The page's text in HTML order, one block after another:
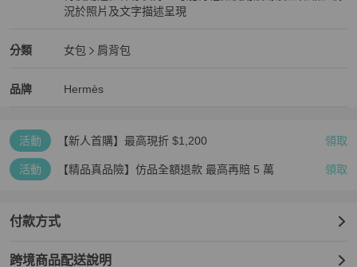
況於照片及文字描述呈現
分類
Hermès 女包分類資訊
女包
肩背包
品牌
Hermès 精品女包品牌介紹
Hermès
Hermès 推薦清單
活動 【新人首購】最高現折 $1,200 領取
活動 【精品真品險】仿品全額退款 最高再賠 5 萬 領取
付款方式
跨境商品配送說明